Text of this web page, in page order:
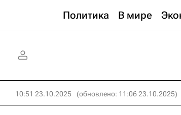
Политика В мире
10:51 23.10.2025 (обновлено: 11:06 23.10.2025)